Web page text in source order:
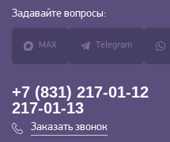
Задавайте вопросы:
MAX Telegram
+7 (831) 217-01-12
217-01-13
Заказать звонок